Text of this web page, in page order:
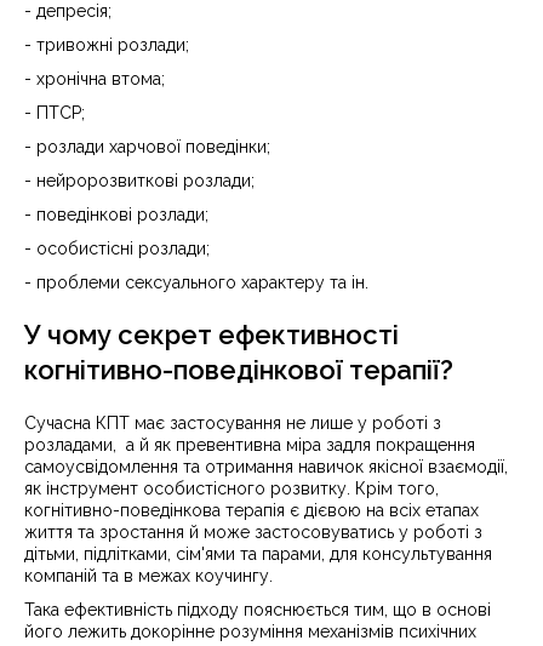
- депресія;
- тривожні розлади;
- хронічна втома;
- ПТСР;
- розлади харчової поведінки;
- нейророзвиткові розлади;
- поведінкові розлади;
- особистісні розлади;
- проблеми сексуального характеру та ін.
У чому секрет ефективності
когнітивно-поведінкової терапії?
Сучасна КПТ має застосування не лише у роботі з
розладами, а й як превентивна міра задля покращення
самоусвідомлення та отримання навичок якісної взаємодії,
як інструмент особистісного розвитку. Крім того,
когнітивно-поведінкова терапія є дієвою на всіх етапах
життя та зростання й може застосовуватись у роботі з
дітьми, підлітками, сім'ями та парами, для консультування
компаній та в межах коучингу.
Така ефективність підходу пояснюється тим, що в основі
його лежить докорінне розуміння механізмів психічних